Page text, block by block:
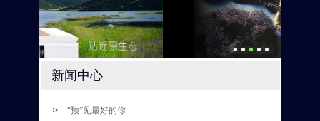
新闻中心
“预”见最好的你